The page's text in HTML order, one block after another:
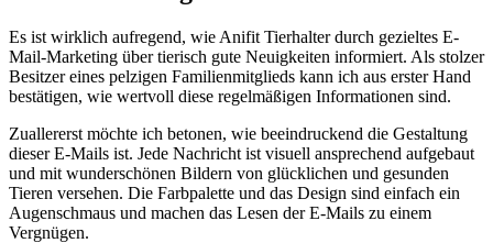
Es ist wirklich aufregend, wie Anifit Tierhalter durch​ gezieltes E-
Mail-Marketing über tierisch gute Neuigkeiten informiert. Als⁢ stolzer
Besitzer eines pelzigen Familienmitglieds kann ich aus erster Hand
bestätigen, wie wertvoll diese⁢ regelmäßigen Informationen sind.
Zuallererst möchte ich betonen, wie beeindruckend die​ Gestaltung
dieser E-Mails ist. Jede Nachricht ist visuell ansprechend aufgebaut
und mit ​wunderschönen‍ Bildern von glücklichen und gesunden
Tieren versehen. Die Farbpalette und das Design sind⁢ einfach ein
Augenschmaus und machen das Lesen der E-Mails zu‍ einem
Vergnügen.